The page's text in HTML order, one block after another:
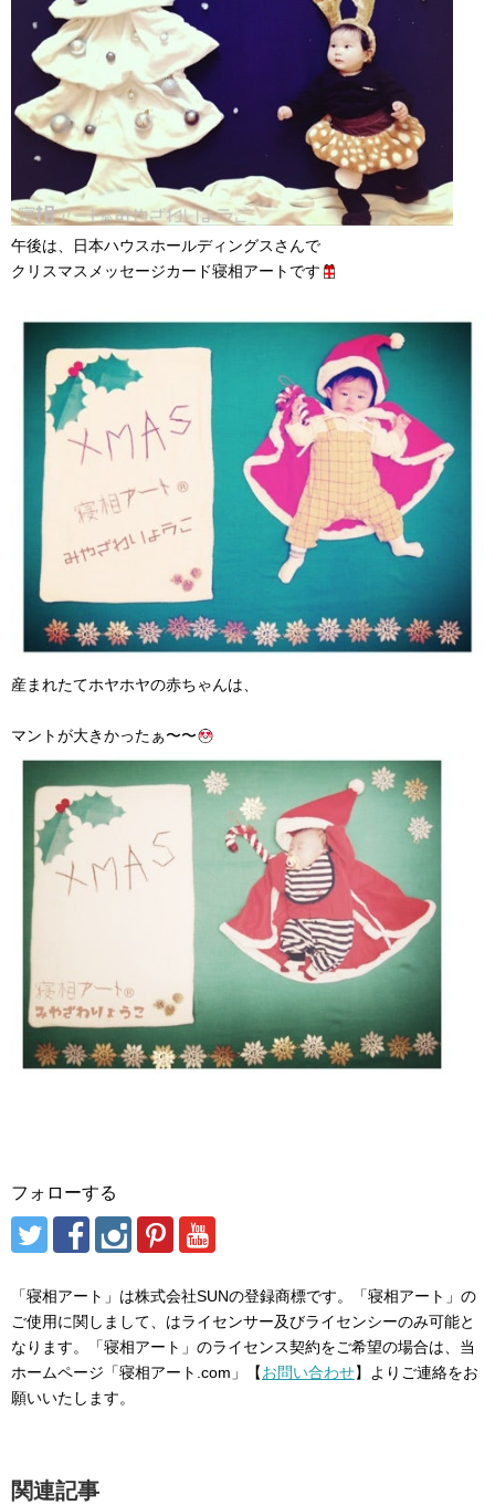
午後は、日本ハウスホールディングスさんで
クリスマスメッセージカード寝相アートです
産まれたてホヤホヤの赤ちゃんは、
マントが大きかったぁ〜〜
フォローする
「寝相アート」は株式会社SUNの登録商標です。「寝相アート」の
ご使用に関しまして、はライセンサー及びライセンシーのみ可能と
なります。「寝相アート」のライセンス契約をご希望の場合は、当
ホームページ「寝相アート.com」【お問い合わせ】よりご連絡をお
願いいたします。
関連記事